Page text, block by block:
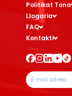
Politikat Tona
Llogaria
FAQ
Kontakti